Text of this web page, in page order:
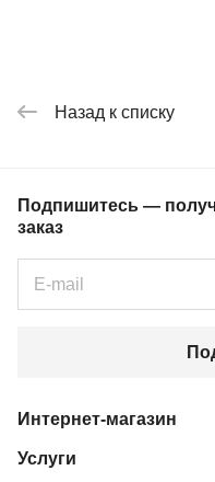
Назад к списку
Подпишитесь —
заказ
Интернет-магазин
Услуги